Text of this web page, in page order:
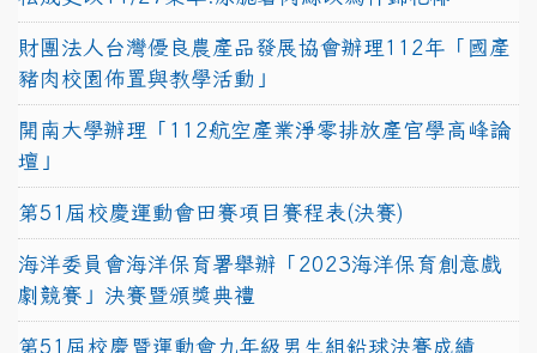
財團法人台灣優良農產品發展協會辦理112年「國產
豬肉校園佈置與教學活動」
開南大學辦理「112航空產業淨零排放產官學高峰論
壇」
第51屆校慶運動會田賽項目賽程表(決賽)
海洋委員會海洋保育署舉辦「2023海洋保育創意戲
劇競賽」決賽暨頒獎典禮
第51屆校慶暨運動會九年級男生組鉛球決賽成績